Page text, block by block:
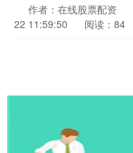
作者：在线股票配资
22 11:59:50
阅读：84